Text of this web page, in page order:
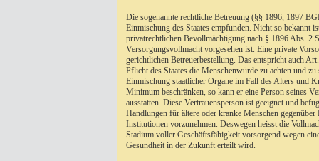
Die sogenannte rechtliche Betreuung (§§ 1896, 1897
Einmischung des Staates empfunden. Nicht so bekannt
privatrechtlichen Bevollmächtigung nach § 1896 Abs. 2
Versorgungsvollmacht vorgesehen ist. Eine private
gerichtlichen Betreuerbestellung. Das entspricht auch
Pflicht des Staates die Menschenwürde zu achten und
Einmischung staatlicher Organe im Fall des Alters und
Minimum beschränken, so kann er eine Person seines
ausstatten. Diese Vertrauensperson ist geeignet und
Handlungen für ältere oder kranke Menschen gegenüber
Institutionen vorzunehmen. Deswegen heisst die
Stadium voller Geschäftsfähigkeit vorsorgend wegen
Gesundheit in der Zukunft erteilt wird.